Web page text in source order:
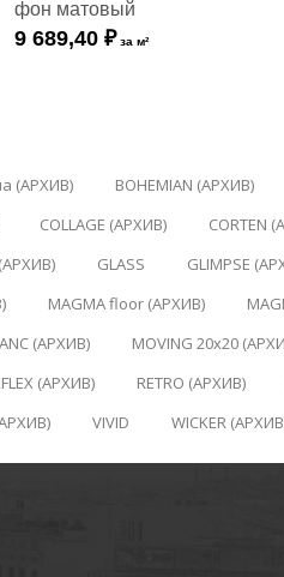
фон матовый
9 689,40 ₽за м²
(АРХИВ) BOHEMIAN (АРХИВ)
COLLAGE (АРХИВ) CORTEN
GLASS GLIMPSE
MAGMA floor (АРХИВ)
(АРХИВ) MOVING 20x20
(АРХИВ) RETRO (АРХИВ)
VIVID WICKER